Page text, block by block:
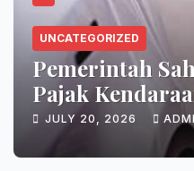
UNCATEGORIZED
Seputar
JULY 19,